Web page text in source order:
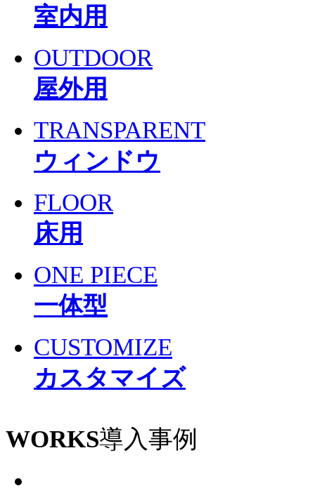
室内用
OUTDOOR
屋外用
TRANSPARENT
ウィンドウ
FLOOR
床用
ONE PIECE
一体型
CUSTOMIZE
カスタマイズ
WORKS導入事例